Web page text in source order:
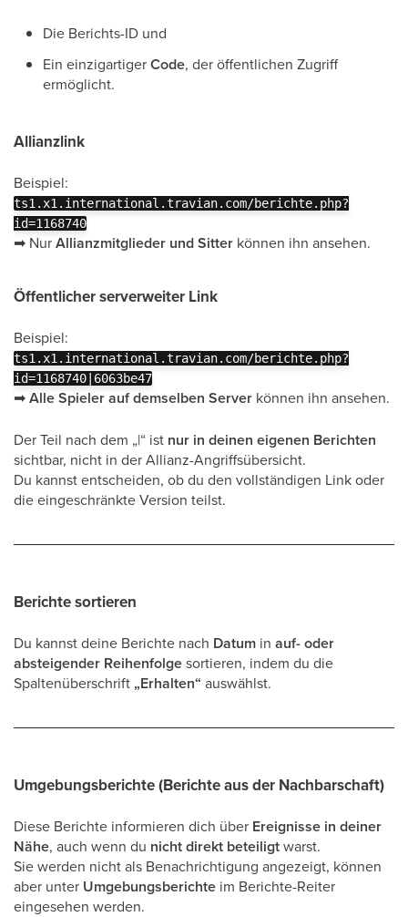
Die Berichts-ID und
Ein einzigartigerCode, der öffentlichen Zugriff
ermöglicht.
Allianzlink
Beispiel:
ts1.x1.international.travian.com/berichte.php?
id=1168740
➡ NurAllianzmitglieder und Sitter können ihn ansehen.
Öffentlicher serverweiter Link
Beispiel:
ts1.x1.international.travian.com/berichte.php?
id=1168740|6063be47
➡Alle Spieler auf demselben Server können ihn ansehen.
Der Teil nach dem „|“ ist nur in deinen eigenen Berichten
sichtbar, nicht in der Allianz-Angriffsübersicht.
Du kannst entscheiden, ob du den vollständigen Link oder
die eingeschränkte Version teilst.
Berichte sortieren
Du kannst deine Berichte nach Datum in auf- oder
absteigender Reihenfolgesortieren, indem du die
Spaltenüberschrift „Erhalten“ auswählst.
Umgebungsberichte (Berichte aus der Nachbarschaft)
Diese Berichte informieren dich über Ereignisse in deiner
Nähe, auch wenn du nicht direkt beteiligtwarst.
Sie werden nicht als Benachrichtigung angezeigt, können
aber unter Umgebungsberichte im Berichte-Reiter
eingesehen werden.